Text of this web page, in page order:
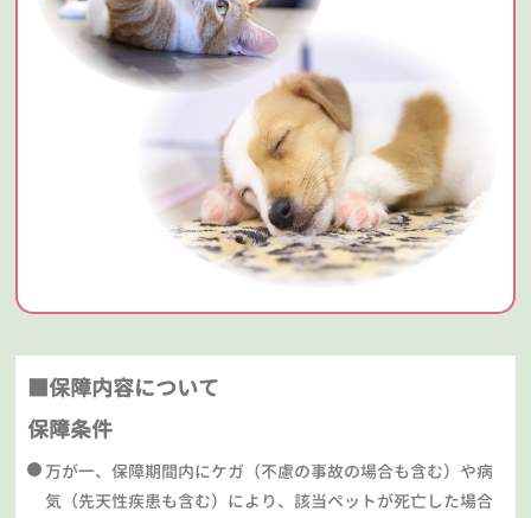
■保障内容について
保障条件
万が一、保障期間内にケガ（不慮の事故の場合も含む）や病
気（先天性疾患も含む）により、該当ペットが死亡した場合